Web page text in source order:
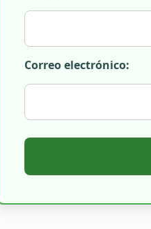
Correo electrónico: